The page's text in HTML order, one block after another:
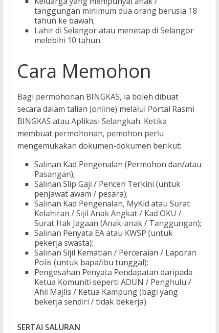
tanggungan minimum dua orang berusia 18
tahun ke bawah;
Lahir di Selangor atau menetap di Selangor
melebihi 10 tahun.
Cara Memohon
Bagi permohonan BINGKAS, ia boleh dibuat
secara dalam talian (online) melalui Portal Rasmi
BINGKAS atau Aplikasi Selangkah. Ketika
membuat permohonan, pemohon perlu
mengemukakan dokumen-dokumen berikut:
Salinan Kad Pengenalan (Permohon dan/atau
Pasangan);
Salinan Slip Gaji / Pencen Terkini (untuk
penjawat awam / pesara);
Salinan Kad Pengenalan, MyKid atau Surat
Kelahiran / Sijil Anak Angkat / Kad OKU /
Surat Hak Jagaan (Anak-anak / Tanggungan);
Salinan Penyata EA atau KWSP (untuk
pekerja swasta);
Salinan Sijil Kematian / Perceraian / Laporan
Polis (untuk bapa/ibu tunggal);
Pengesahan Penyata Pendapatan daripada
Ketua Komuniti seperti ADUN / Penghulu /
Ahli Majlis / Ketua Kampung (bagi yang
bekerja sendiri / tidak bekerja).
SERTAI SALURAN